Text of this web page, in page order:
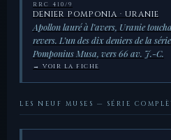
RRC 410/9
DENIER POMPONIA · URANIE
Apollon lauré à l’avers, Uranie
revers. L’un des dix deniers de la
Pomponius Musa, vers 66 av. J.-C.
→ VOIR LA FICHE
LES NEUF MUSES — SÉRIE